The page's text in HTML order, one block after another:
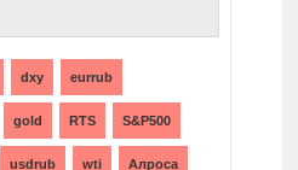
dxy eurrub
gold RTS S&P500
usdrub wti Алроса